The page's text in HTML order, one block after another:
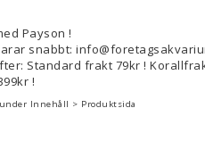
Payson !
snabbt:
Standard frakt 79kr !
!
Innehåll > Produktsida